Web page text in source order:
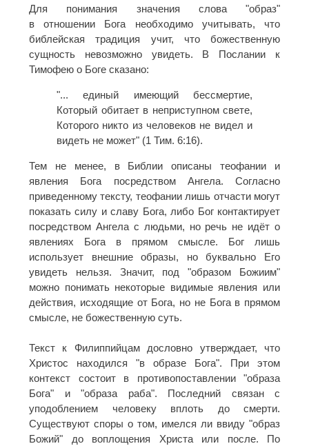
Для понимания значения слова "образ"
в отношении Бога необходимо учитывать, что
библейская традиция учит, что божественную
сущность невозможно увидеть. В Послании к
Тимофею о Боге сказано:
"... единый имеющий бессмертие,
Который обитает в неприступном свете,
Которого никто из человеков не видел и
видеть не может" (1 Тим. 6:16).
Тем не менее, в Библии описаны теофании и
явления Бога посредством Ангела. Согласно
приведенному тексту, теофании лишь отчасти могут
показать силу и славу Бога, либо Бог контактирует
посредством Ангела с людьми, но речь не идёт о
явлениях Бога в прямом смысле. Бог лишь
использует внешние образы, но буквально Его
увидеть нельзя. Значит, под "образом Божиим"
можно понимать некоторые видимые явления или
действия, исходящие от Бога, но не Бога в прямом
смысле, не божественную суть.
Текст к Филиппийцам дословно утверждает, что
Христос находился "в образе Бога". При этом
контекст состоит в противопоставлении "образа
Бога" и "образа раба". Последний связан с
уподоблением человеку вплоть до смерти.
Существуют споры о том, имелся ли ввиду "образ
Божий" до воплощения Христа или после. По